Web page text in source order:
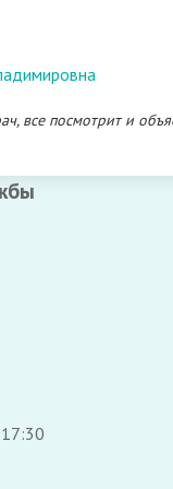
все посмотрит и